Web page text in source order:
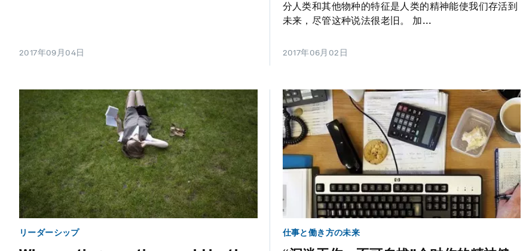
2017年09月04日
分人类和其他物种的特征是人类的精神能使我们存活到
未来，尽管这种说法很老旧。 加...
2017年06月02日
リーダーシップ 仕事と働き方の未来